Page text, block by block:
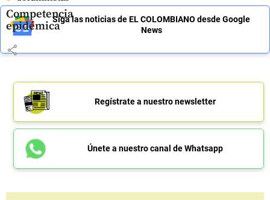
Competencia
epidémica
share
Siga las noticias de EL COLOMBIANO desde Google
News
Regístrate a nuestro newsletter
Únete a nuestro canal de Whatsapp